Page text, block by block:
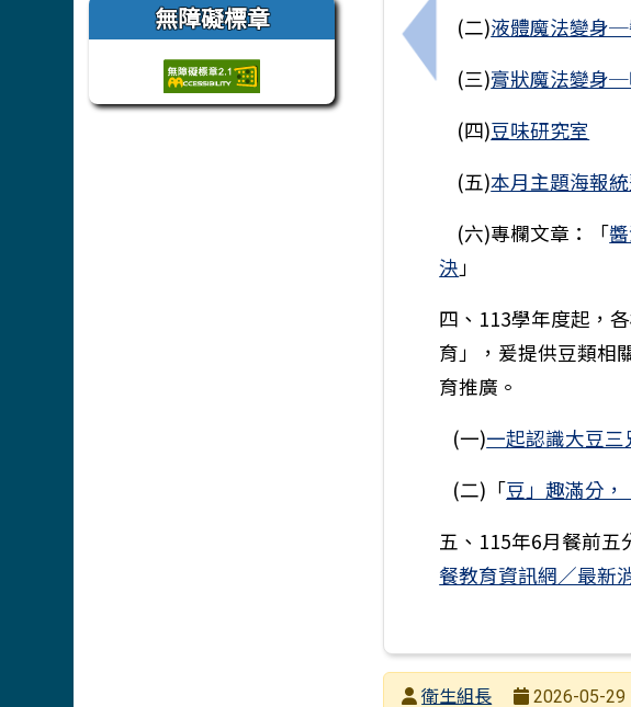
無障礙標章
上一筆：115年度臺南
(二)液體魔法變身
(三)膏狀魔法變身
(四)豆味研究室
(五)本月主題海報
(六)專欄文章：「
決」
四、113學年度起，
育」，爰提供豆類相
育推廣。
(一)一起認識大豆三
(二)「豆」趣滿分
五、115年6月餐前五
餐教育資訊網／最新
發布者衛生組長
2026-05-29